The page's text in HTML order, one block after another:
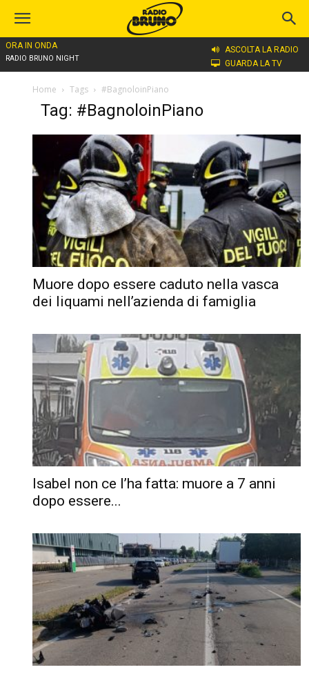
ORA IN ONDA
RADIO BRUNO NIGHT
ASCOLTA LA RADIO
GUARDA LA TV
Home Tags #BagnoloinPiano
Tag: #BagnoloinPiano
Muore dopo essere caduto nella vasca
dei liquami nell’azienda di famiglia
Isabel non ce l’ha fatta: muore a 7 anni
dopo essere...